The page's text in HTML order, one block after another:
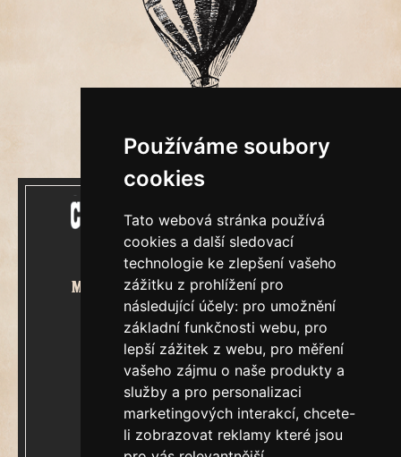
Používáme soubory
cookies
Tato webová stránka používá
cookies a další sledovací
technologie ke zlepšení vašeho
zážitku z prohlížení pro
následující účely: pro umožnění
základní funkčnosti webu, pro
lepší zážitek z webu, pro měření
vašeho zájmu o naše produkty a
služby a pro personalizaci
marketingových interakcí, chcete-
li zobrazovat reklamy které jsou
Mecenášem Cimrmanova Zpravodaje
je společnost
&Restaurátorský tým